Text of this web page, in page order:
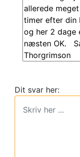
Dit svar her: